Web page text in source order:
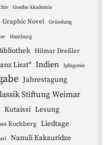
Goethe Akademie
Graphic Novel Gründung
Hamburg
Hilmar Dreßler
Liszt" Indien Iphigenie
Jahrestagung
Stiftung Weimar
Kutaissi Lesung
Kochberg Liedtage
Nanuli Kakauridze